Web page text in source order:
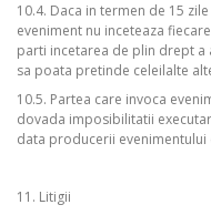
10.4. Daca in termen de 15
eveniment nu inceteaza
parti incetarea de plin drept a
sa poata pretinde celeilalte
10.5. Partea care invoca
dovada imposibilitatii
data producerii evenimentului
11. Litigii